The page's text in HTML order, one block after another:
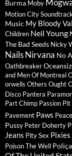
Burma Moby
Motion City
Music My Bloody
Children Neil Young
The Bad Seeds Nicky
Nails Nirvana No
Oathbreaker
and MenOf Montreal
orwells Others Ought
Disco Pantera
Part Chimp Passion Pit
Pavement Paws Peace
Pussy Peter Doherty
Jeans Pity Sex Pixies
Poison The Well Poliça